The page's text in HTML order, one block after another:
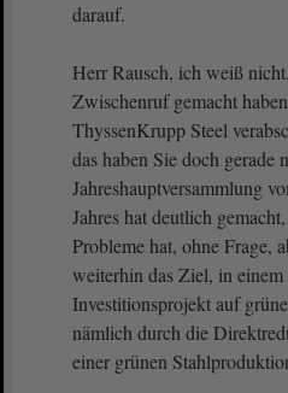
darauf.
Herr Rausch, ich weiß
Zwischenruf gemacht
ThyssenKrupp Steel
das haben Sie doch gerade
Jahreshauptversammlung
Jahres hat deutlich
Probleme hat, ohne Frage,
weiterhin das Ziel, in
Investitionsprojekt auf
nämlich durch die
einer grünen